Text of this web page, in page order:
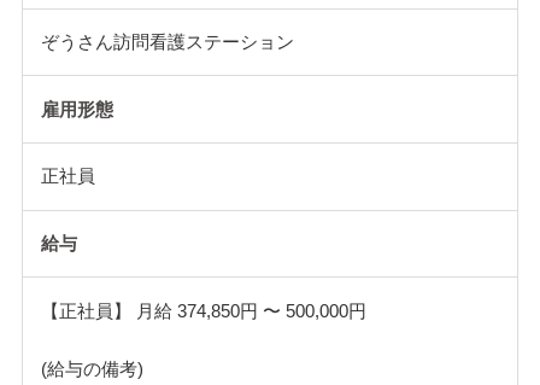
ぞうさん訪問看護ステーション
雇用形態
正社員
給与
【正社員】 月給 374,850円 〜 500,000円
(給与の備考)